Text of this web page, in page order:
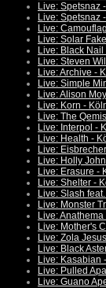
Live: Spetsnaz
Live: Spetsnaz
Live:
Live: Solar
Live: Black
Live: Steven
Live: Archive -
Live: Simple
Live: Alison
Live: Korn -
Live: The
Live: Interpol -
Live: Health -
Live:
Live: Holly
Live: Erasure -
Live: Shelter -
Live: Slash
Live: Monster
Live:
Live: Mother's
Live: Zola
Live: Black
Live: Kasabian
Live: Pulled
Live: Guano